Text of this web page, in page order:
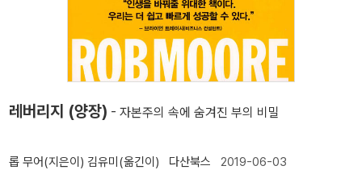
레버리지 (양장) - 자본주의 속에 숨겨진 부의 비밀
롭 무어(지은이) 김유미(옮긴이) 다산북스 2019-06-03